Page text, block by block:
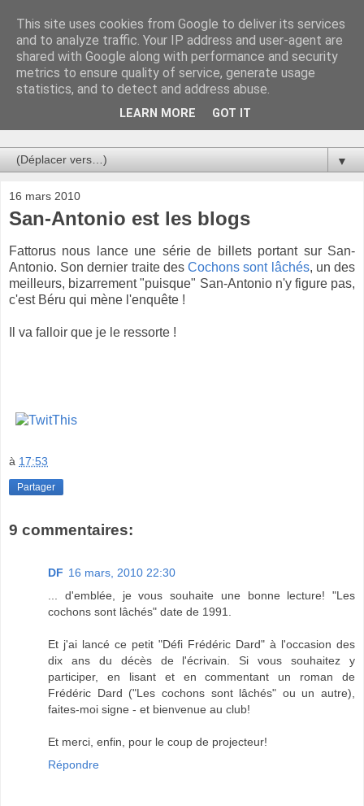
Au bistro !
La connerie étant le seul chemin susceptible de nous faire
entrevoir une parcelle de vérité, utilisons la par des moyens
de communication efficaces. Le temps qu'on remplisse nos
▼
16 mars 2010
San-Antonio est les blogs
Fattorus nous lance une série de billets portant sur San-
Antonio. Son dernier traite desCochons sont lâchés, un des
meilleurs, bizarrement "puisque" San-Antonio n'y figure pas,
c'est Béru qui mène l'enquête !
Il va falloir que je le ressorte !
à 17:53
Partager
9 commentaires:
DF 16 mars, 2010 22:30
... d'emblée, je vous souhaite une bonne lecture! "Les
cochons sont lâchés" date de 1991.
Et j'ai lancé ce petit "Défi Frédéric Dard" à l'occasion des
dix ans du décès de l'écrivain. Si vous souhaitez y
participer, en lisant et en commentant un roman de
Frédéric Dard ("Les cochons sont lâchés" ou un autre),
faites-moi signe - et bienvenue au club!
Et merci, enfin, pour le coup de projecteur!
Répondre
This site uses cookies from Google to deliver its services
and to analyze traffic. Your IP address and user-agent are
shared with Google along with performance and security
metrics to ensure quality of service, generate usage
statistics, and to detect and address abuse.
LEARN MORE GOT IT